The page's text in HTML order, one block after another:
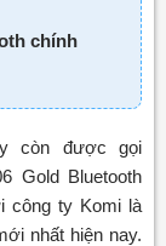
chính
còn được gọi
Gold Bluetooth
công ty Komi là
nhất hiện nay.